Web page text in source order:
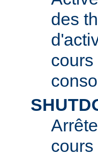
des
cours